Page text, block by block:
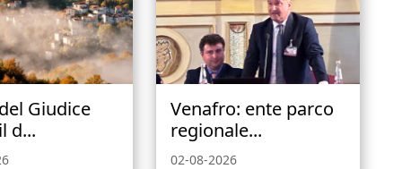
Giudice
d...
Venafro: ente parco
regionale...
02-08-2026